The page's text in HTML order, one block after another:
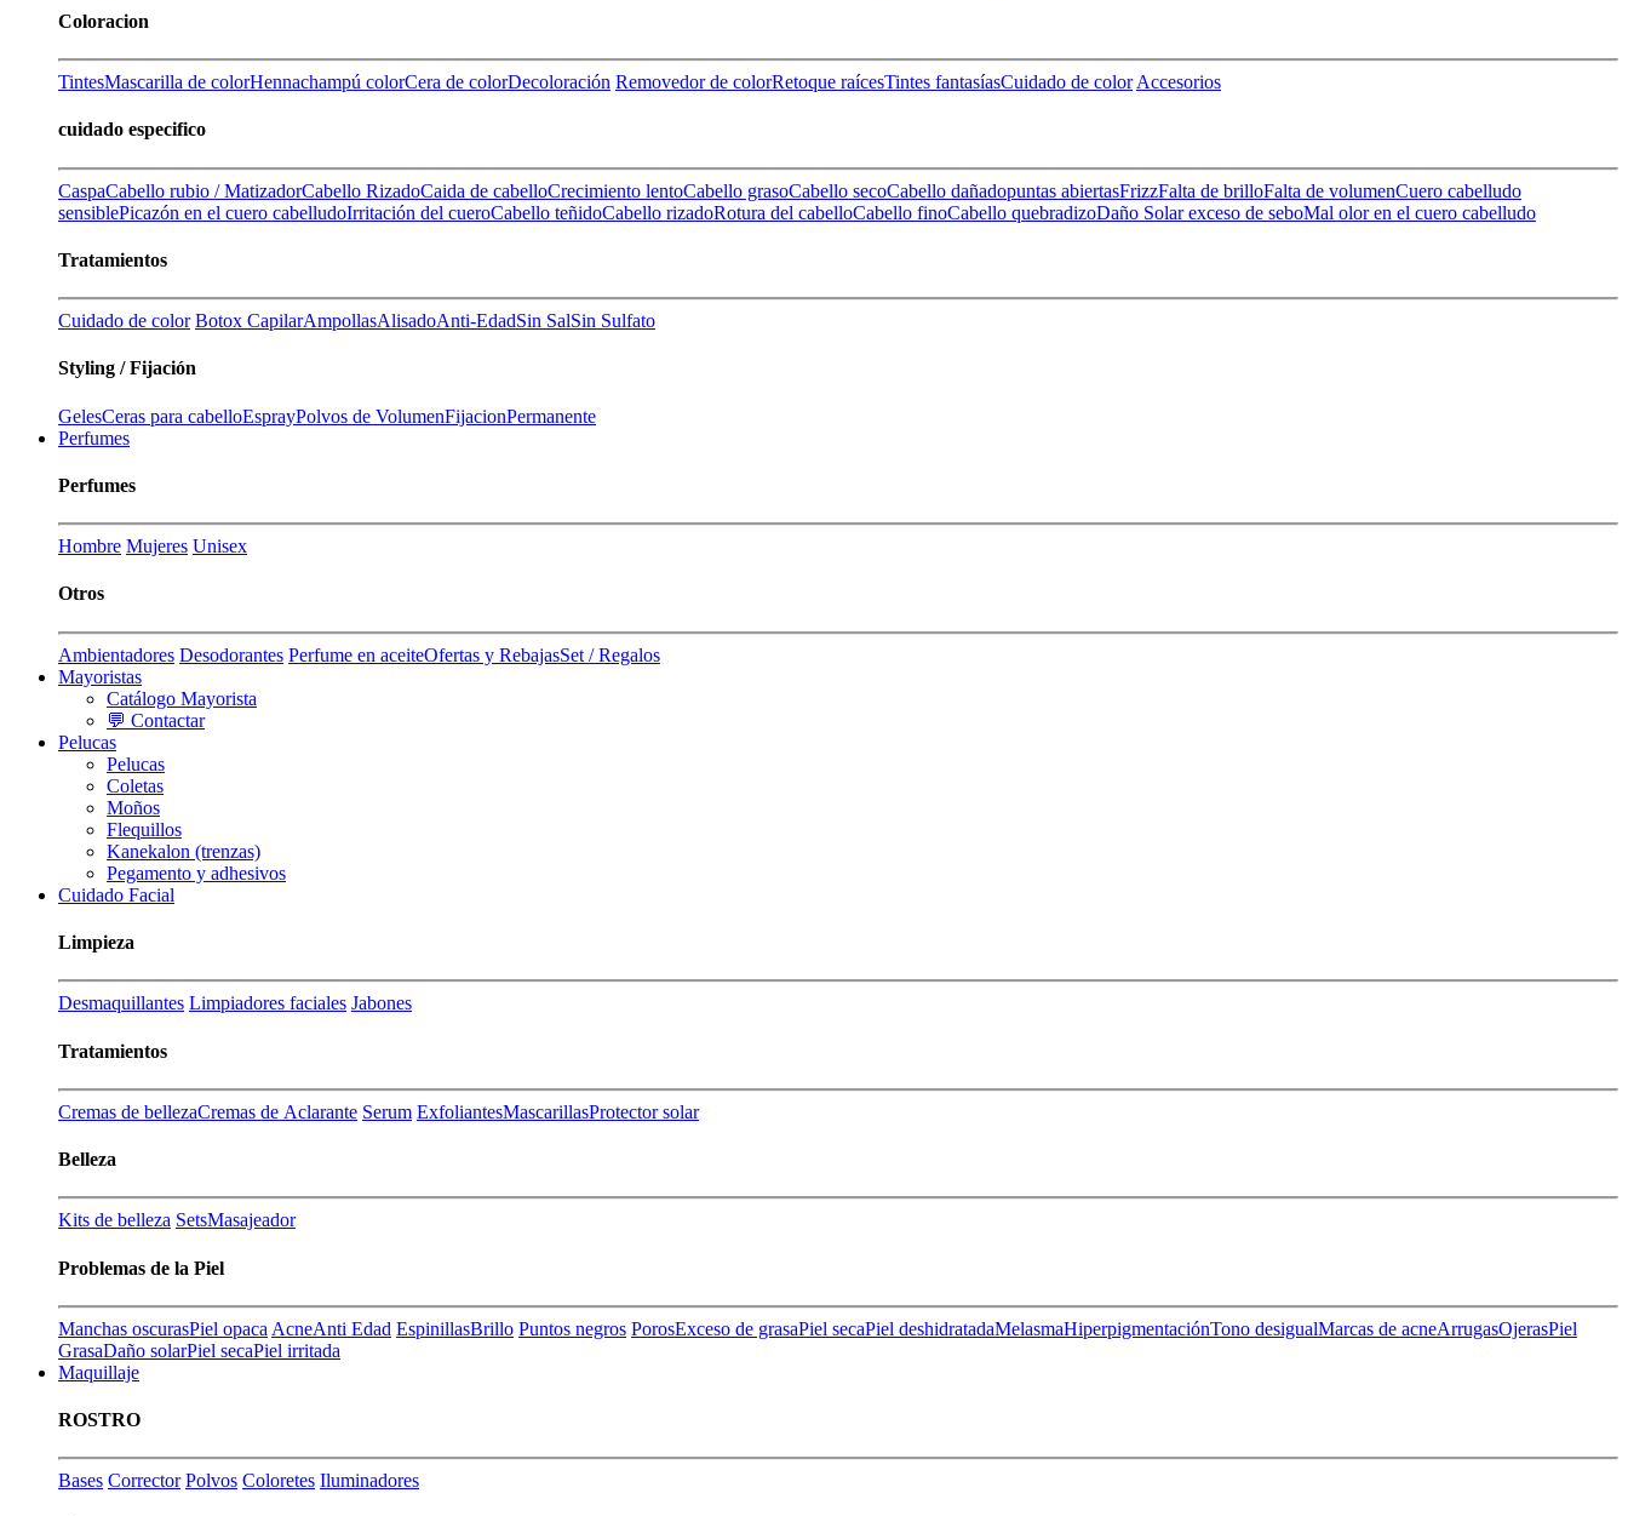
Coloracion
TintesMascarilla de colorHennachampú colorCera de colorDecoloración Removedor de colorRetoque raícesTintes fantasíasCuidado de color Accesorios
cuidado especifico
CaspaCabello rubio / MatizadorCabello RizadoCaida de cabelloCrecimiento lentoCabello grasoCabello secoCabello dañadopuntas abiertasFrizzFalta de brilloFalta de volumenCuero cabelludo
sensiblePicazón en el cuero cabelludoIrritación del cueroCabello teñidoCabello rizadoRotura del cabelloCabello finoCabello quebradizoDaño Solarexceso de seboMal olor en el cuero cabelludo
Tratamientos
Cuidado de color Botox CapilarAmpollasAlisadoAnti-EdadSin SalSin Sulfato
Styling / Fijación
GelesCeras para cabelloEsprayPolvos de VolumenFijacionPermanente
Perfumes
Perfumes
Hombre Mujeres Unisex
Otros
Ambientadores Desodorantes Perfume en aceiteOfertas y RebajasSet / Regalos
Mayoristas
Catálogo Mayorista
💬 Contactar
Pelucas
Pelucas
Coletas
Moños
Flequillos
Kanekalon (trenzas)
Pegamento y adhesivos
Cuidado Facial
Limpieza
Desmaquillantes Limpiadores faciales Jabones
Tratamientos
Cremas de bellezaCremas de Aclarante Serum ExfoliantesMascarillasProtector solar
Belleza
Kits de belleza SetsMasajeador
Problemas de la Piel
Manchas oscurasPiel opaca AcneAnti Edad EspinillasBrillo Puntos negros PorosExceso de grasaPiel secaPiel deshidratadaMelasmaHiperpigmentaciónTono desigualMarcas de acneArrugasOjerasPiel
GrasaDaño solarPiel secaPiel irritada
Maquillaje
ROSTRO
Bases Corrector Polvos Coloretes Iluminadores